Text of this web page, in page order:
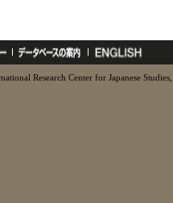
Research Center for Japanese